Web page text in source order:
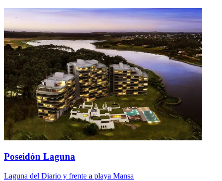
Poseidón Laguna
Laguna del Diario y frente a playa Mansa